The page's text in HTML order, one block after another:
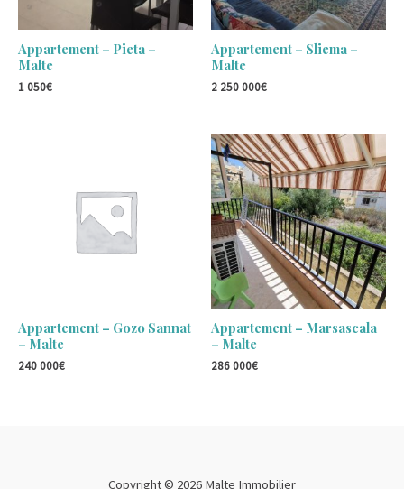
Appartement – Pieta –
Malte
1 050€
Appartement – Sliema –
Malte
2 250 000€
Appartement – Gozo Sannat
– Malte
240 000€
Appartement – Marsascala
– Malte
286 000€
Copyright © 2026 Malte Immobilier